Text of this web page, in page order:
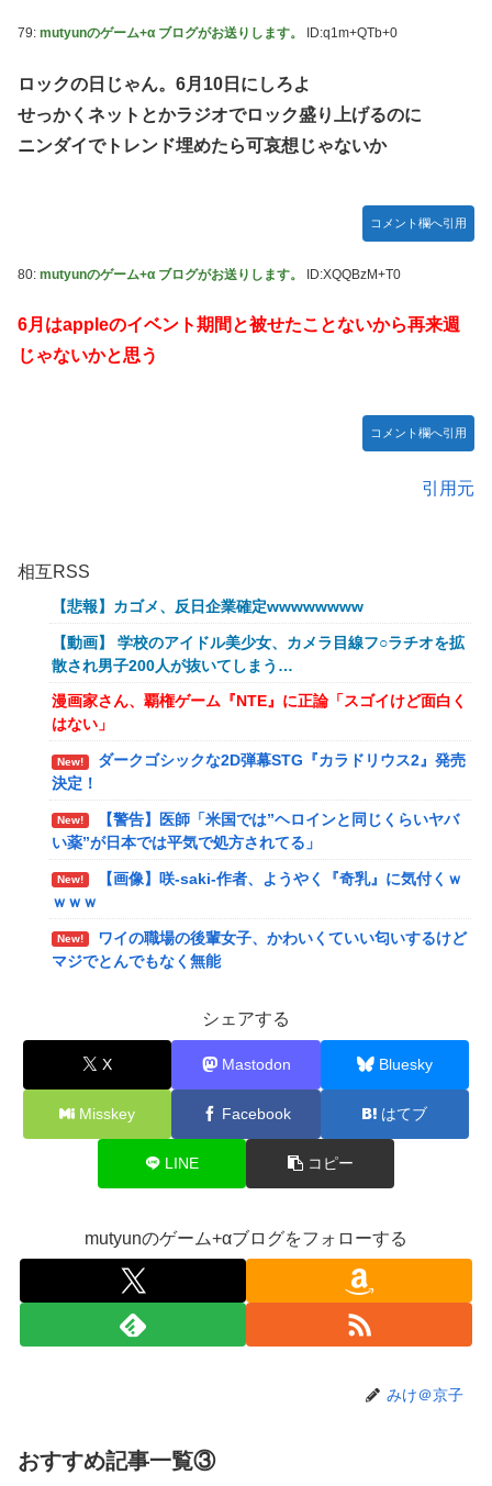
79: mutyunのゲーム+α ブログがお送りします。 ID:q1m+QTb+0
ロックの日じゃん。6月10日にしろよ
せっかくネットとかラジオでロック盛り上げるのに
ニンダイでトレンド埋めたら可哀想じゃないか
コメント欄へ引用
80: mutyunのゲーム+α ブログがお送りします。 ID:XQQBzM+T0
6月はappleのイベント期間と被せたことないから再来週
じゃないかと思う
コメント欄へ引用
引用元
相互RSS
【悲報】カゴメ、反日企業確定wwwwwwww
【動画】 学校のアイドル美少女、カメラ目線フ○ラチオを拡
散され男子200人が抜いてしまう…
漫画家さん、覇権ゲーム『NTE』に正論「スゴイけど面白く
はない」
New!
ダークゴシックな2D弾幕STG『カラドリウス2』発売
決定！
New!
【警告】医師「米国では”ヘロインと同じくらいヤバ
い薬”が日本では平気で処方されてる」
New!
【画像】咲-saki-作者、ようやく『奇乳』に気付くｗ
ｗｗｗ
New!
ワイの職場の後輩女子、かわいくていい匂いするけど
マジでとんでもなく無能
New!
【悲報】Z世代「求刑7年のジャンポケ斎藤は口封じ
New! ぐらんぶる原作最新話、ヤバすぎる
にブチギレるｗｗｗｗ
と話題にｗｗｗｗｗ
【速報】ワンピースの「世界に5種しかない飛行能
力」発言の謎が解けるWWW
ワイ、「着衣おっばい」でしか抜けない体質になって
しまうｗｗｗｗｗ
【VTuber】RK Music、公式サイトをリニューアル！
【にじさんじ】七瀬、動物園でアシカに水をかけられ
ビショビショに→たまこ爆笑
シェアする
X Mastodon Bluesky
Misskey Facebook はてブ
LINE コピー
mutyunのゲーム+αブログをフォローする
みけ＠京子
おすすめ記事一覧③